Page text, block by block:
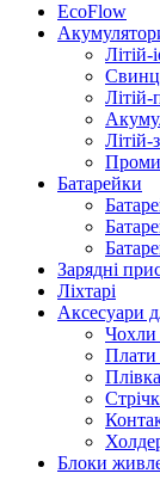
EcoFlow
Батарейки
Зарядні
Ліхтарі
Аксесуари
Чохли
Плати
Блоки